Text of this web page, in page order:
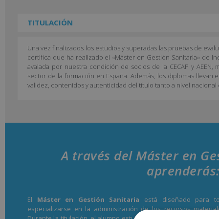
TITULACIÓN
Una vez finalizados los estudios y superadas las pruebas de
certifica que ha realizado el «Máster en Gestión Sanitaria» de
avalada por nuestra condición de socios de la CECAP y AEEN,
sector de la formación en España. Además, los diplomas
validez, contenidos y autenticidad del título tanto a nivel
A través del Máster en
aprenderás:
El Máster en Gestión Sanitaria está diseñado para
especializarse en la administración de los recursos